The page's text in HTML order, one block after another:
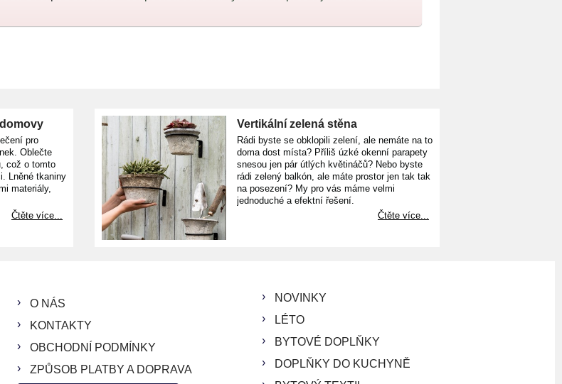
pro
Oblečte
což o tomto
Lněné tkaniny
materiály,
Čtěte více...
Vertikální zelená stěna
Rádi byste se obklopili zelení, ale nemáte na to
doma dost místa? Příliš úzké okenní parapety
snesou jen pár útlých květináčů? Nebo byste
rádi zelený balkón, ale máte prostor jen tak tak
na posezení? My pro vás máme velmi
jednoduché a efektní řešení.
Čtěte více...
O NÁS
KONTAKTY
OBCHODNÍ PODMÍNKY
ZPŮSOB PLATBY A DOPRAVA
NOVINKY
LÉTO
BYTOVÉ DOPLŇKY
DOPLŇKY DO KUCHYNĚ